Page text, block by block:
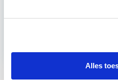
Alles
Meer